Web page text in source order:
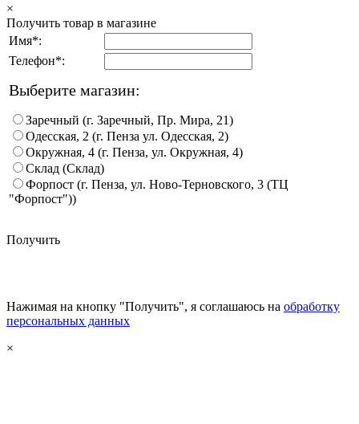
×
Получить товар в магазине
Имя*:
Телефон*:
Выберите магазин:
Заречный (г. Заречный, Пр. Мира, 21)
Одесская, 2 (г. Пенза ул. Одесская, 2)
Окружная, 4 (г. Пенза, ул. Окружная, 4)
Склад (Склад)
Форпост (г. Пенза, ул. Ново-Терновского, 3 (ТЦ
"Форпост"))
Получить
Нажимая на кнопку "Получить", я соглашаюсь на обработку
персональных данных
×